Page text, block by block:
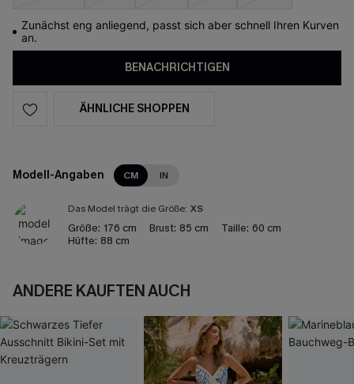
Zunächst eng anliegend, passt sich aber schnell Ihren Kurven
an.
BENACHRICHTIGEN
ÄHNLICHE SHOPPEN
Modell-Angaben CM IN
Das Model trägt die Größe: XS
Größe: 176 cm Brust: 85 cm Taille: 60 cm
Hüfte: 88 cm
ANDERE KAUFTEN AUCH